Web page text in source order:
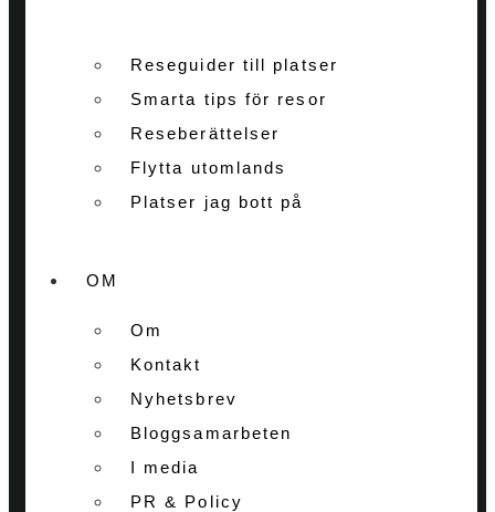
Reseguider till platser
Smarta tips för resor
Reseberättelser
Flytta utomlands
Platser jag bott på
OM
Om
Kontakt
Nyhetsbrev
Bloggsamarbeten
I media
PR & Policy